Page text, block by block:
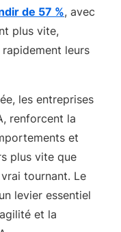
de 57 %, avec
plus vite,
leurs
les entreprises
renforcent la
et
plus vite que
vrai tournant. Le
levier essentiel
et la